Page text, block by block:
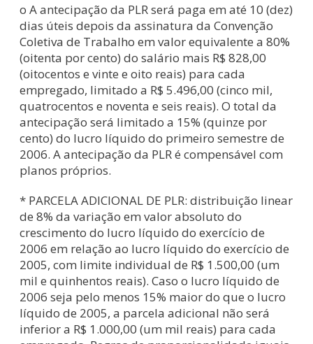
o A antecipação da PLR será paga em até 10 (dez)
dias úteis depois da assinatura da Convenção
Coletiva de Trabalho em valor equivalente a 80%
(oitenta por cento) do salário mais R$ 828,00
(oitocentos e vinte e oito reais) para cada
empregado, limitado a R$ 5.496,00 (cinco mil,
quatrocentos e noventa e seis reais). O total da
antecipação será limitado a 15% (quinze por
cento) do lucro líquido do primeiro semestre de
2006. A antecipação da PLR é compensável com
planos próprios.
* PARCELA ADICIONAL DE PLR: distribuição linear
de 8% da variação em valor absoluto do
crescimento do lucro líquido do exercício de
2006 em relação ao lucro líquido do exercício de
2005, com limite individual de R$ 1.500,00 (um
mil e quinhentos reais). Caso o lucro líquido de
2006 seja pelo menos 15% maior do que o lucro
líquido de 2005, a parcela adicional não será
inferior a R$ 1.000,00 (um mil reais) para cada